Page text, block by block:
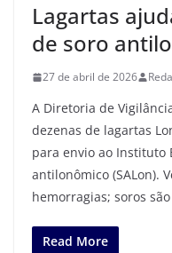
Lagartas
de soro
27 de abril de 2026
A Diretoria de
dezenas de lagartas
para envio ao Instituto
antilonômico (SALon).
hemorragias; soros
Read More